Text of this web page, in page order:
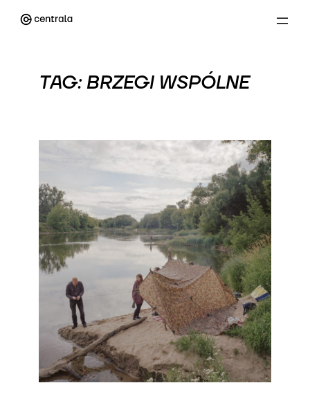
Przejdź
TAG: BRZEGI WSPÓLNE